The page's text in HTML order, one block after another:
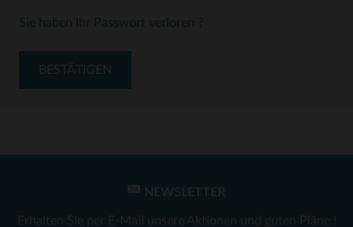
BESTÄTIGEN
NEWSLETTER
Erhalten Sie per E-Mail unsere Aktionen und guten Pläne !